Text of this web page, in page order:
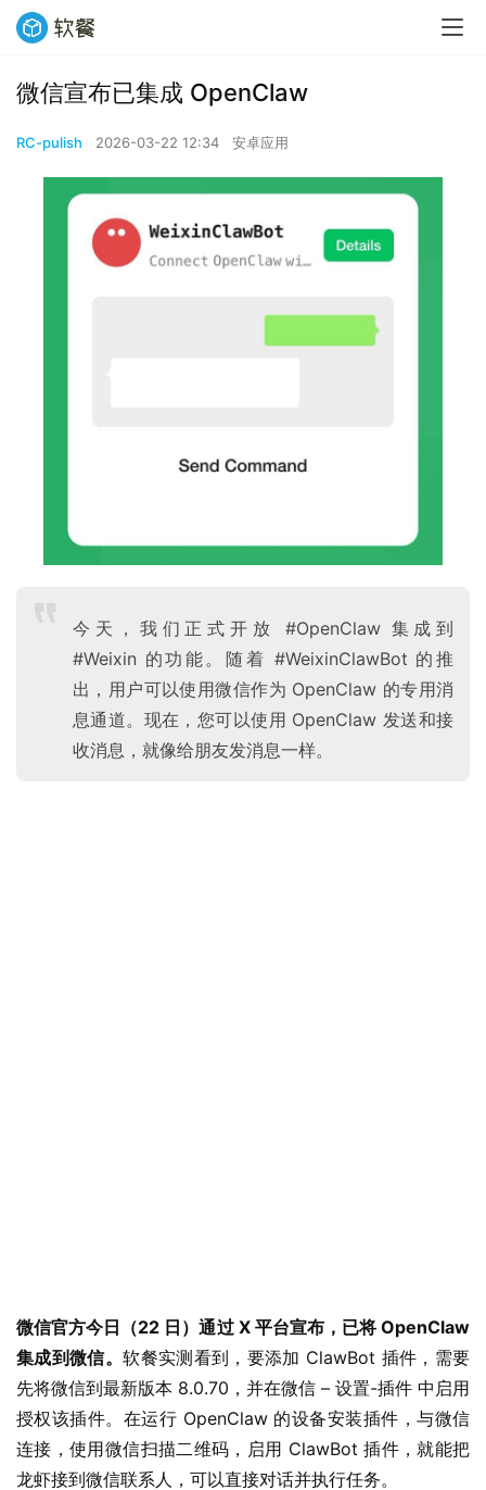
1
1
W
i
n
1
微信宣布已集成 OpenClaw
RC-pulish 2026-03-22 12:34 安卓应用
今天，我们正式开放 #OpenClaw 集成到
#Weixin 的功能。随着 #WeixinClawBot 的推
出，用户可以使用微信作为 OpenClaw 的专用消
息通道。现在，您可以使用 OpenClaw 发送和接
收消息，就像给朋友发消息一样。
微信官方今日（22 日）通过 X 平台宣布，已将 OpenClaw
集成到微信。软餐实测看到，要添加 ClawBot 插件，需要
先将微信到最新版本 8.0.70，并在微信 – 设置-插件 中启用
授权该插件。在运行 OpenClaw 的设备安装插件，与微信
连接，使用微信扫描二维码，启用 ClawBot 插件，就能把
龙虾接到微信联系人，可以直接对话并执行任务。